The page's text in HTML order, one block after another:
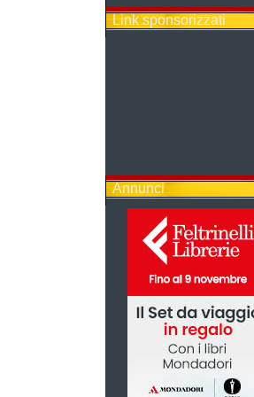
Link sponsorizzati
Annunci